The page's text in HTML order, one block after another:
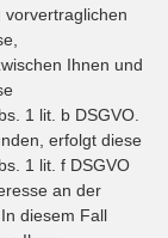
Ihnen und
1 lit. b DSGVO.
erfolgt diese
1 lit. f DSGVO
an der
diesem Fall